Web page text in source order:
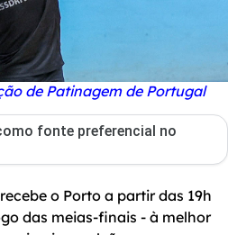
de Patinagem de Portugal
fonte preferencial no
o Porto a partir das 19h
das meias-finais - à melhor